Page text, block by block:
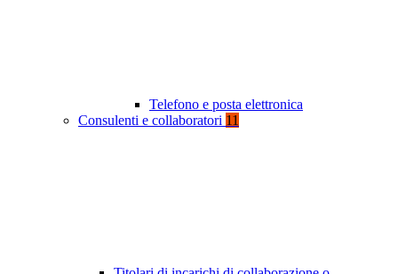
Telefono e posta elettronica
Consulenti e collaboratori 11